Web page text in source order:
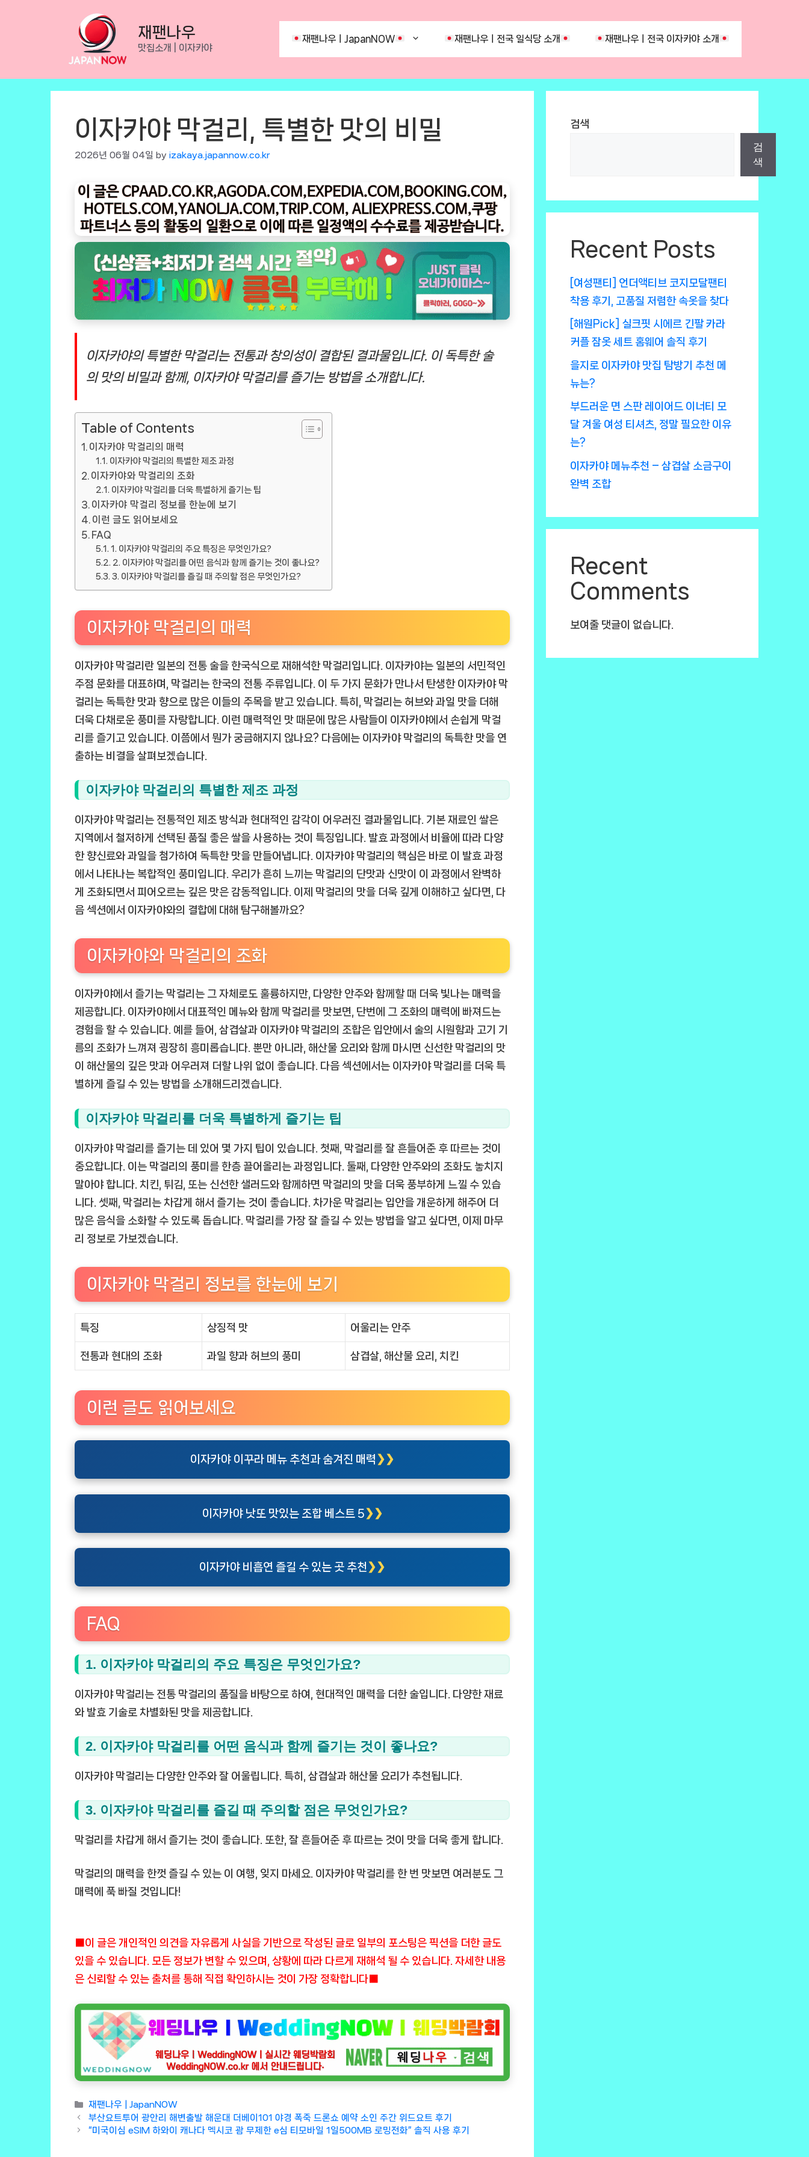
재팬나우
맛집소개 | 이자카야
재팬나우ㅣJapanNOW 재팬나우ㅣ전국 일식당 소개 재팬나우ㅣ전국 이자카야 소개
이자카야 막걸리, 특별한 맛의 비밀
2026년 06월 04일 by izakaya.japannow.co.kr
이자카야의 특별한 막걸리는 전통과 창의성이 결합된 결과물입니다. 이 독특한 술
의 맛의 비밀과 함께, 이자카야 막걸리를 즐기는 방법을 소개합니다.
Table of Contents
이자카야 막걸리의 매력
이자카야 막걸리의 특별한 제조 과정
이자카야와 막걸리의 조화
이자카야 막걸리를 더욱 특별하게 즐기는 팁
이자카야 막걸리 정보를 한눈에 보기
이런 글도 읽어보세요
FAQ
1. 이자카야 막걸리의 주요 특징은 무엇인가요?
2. 이자카야 막걸리를 어떤 음식과 함께 즐기는 것이 좋나요?
3. 이자카야 막걸리를 즐길 때 주의할 점은 무엇인가요?
이자카야 막걸리의 매력
이자카야 막걸리란 일본의 전통 술을 한국식으로 재해석한 막걸리입니다. 이자카야는 일본의 서민적인
주점 문화를 대표하며, 막걸리는 한국의 전통 주류입니다. 이 두 가지 문화가 만나서 탄생한 이자카야 막
걸리는 독특한 맛과 향으로 많은 이들의 주목을 받고 있습니다. 특히, 막걸리는 허브와 과일 맛을 더해
더욱 다채로운 풍미를 자랑합니다. 이런 매력적인 맛 때문에 많은 사람들이 이자카야에서 손쉽게 막걸
리를 즐기고 있습니다. 이쯤에서 뭔가 궁금해지지 않나요? 다음에는 이자카야 막걸리의 독특한 맛을 연
출하는 비결을 살펴보겠습니다.
이자카야 막걸리의 특별한 제조 과정
이자카야 막걸리는 전통적인 제조 방식과 현대적인 감각이 어우러진 결과물입니다. 기본 재료인 쌀은
지역에서 철저하게 선택된 품질 좋은 쌀을 사용하는 것이 특징입니다. 발효 과정에서 비율에 따라 다양
한 향신료와 과일을 첨가하여 독특한 맛을 만들어냅니다. 이자카야 막걸리의 핵심은 바로 이 발효 과정
에서 나타나는 복합적인 풍미입니다. 우리가 흔히 느끼는 막걸리의 단맛과 신맛이 이 과정에서 완벽하
게 조화되면서 피어오르는 깊은 맛은 감동적입니다. 이제 막걸리의 맛을 더욱 깊게 이해하고 싶다면, 다
음 섹션에서 이자카야와의 결합에 대해 탐구해볼까요?
이자카야와 막걸리의 조화
이자카야에서 즐기는 막걸리는 그 자체로도 훌륭하지만, 다양한 안주와 함께할 때 더욱 빛나는 매력을
제공합니다. 이자카야에서 대표적인 메뉴와 함께 막걸리를 맛보면, 단번에 그 조화의 매력에 빠져드는
경험을 할 수 있습니다. 예를 들어, 삼겹살과 이자카야 막걸리의 조합은 입안에서 술의 시원함과 고기 기
름의 조화가 느껴져 굉장히 흥미롭습니다. 뿐만 아니라, 해산물 요리와 함께 마시면 신선한 막걸리의 맛
이 해산물의 깊은 맛과 어우러져 더할 나위 없이 좋습니다. 다음 섹션에서는 이자카야 막걸리를 더욱 특
별하게 즐길 수 있는 방법을 소개해드리겠습니다.
이자카야 막걸리를 더욱 특별하게 즐기는 팁
이자카야 막걸리를 즐기는 데 있어 몇 가지 팁이 있습니다. 첫째, 막걸리를 잘 흔들어준 후 따르는 것이
중요합니다. 이는 막걸리의 풍미를 한층 끌어올리는 과정입니다. 둘째, 다양한 안주와의 조화도 놓치지
말아야 합니다. 치킨, 튀김, 또는 신선한 샐러드와 함께하면 막걸리의 맛을 더욱 풍부하게 느낄 수 있습
니다. 셋째, 막걸리는 차갑게 해서 즐기는 것이 좋습니다. 차가운 막걸리는 입안을 개운하게 해주어 더
많은 음식을 소화할 수 있도록 돕습니다. 막걸리를 가장 잘 즐길 수 있는 방법을 알고 싶다면, 이제 마무
리 정보로 가보겠습니다.
이자카야 막걸리 정보를 한눈에 보기
특징 상징적 맛 어울리는 안주
전통과 현대의 조화 과일 향과 허브의 풍미 삼겹살, 해산물 요리, 치킨
이런 글도 읽어보세요
이자카야 이꾸라 메뉴 추천과 숨겨진 매력
이자카야 낫또 맛있는 조합 베스트 5
이자카야 비흡연 즐길 수 있는 곳 추천
FAQ
1. 이자카야 막걸리의 주요 특징은 무엇인가요?
이자카야 막걸리는 전통 막걸리의 품질을 바탕으로 하여, 현대적인 매력을 더한 술입니다. 다양한 재료
와 발효 기술로 차별화된 맛을 제공합니다.
2. 이자카야 막걸리를 어떤 음식과 함께 즐기는 것이 좋나요?
이자카야 막걸리는 다양한 안주와 잘 어울립니다. 특히, 삼겹살과 해산물 요리가 추천됩니다.
3. 이자카야 막걸리를 즐길 때 주의할 점은 무엇인가요?
막걸리를 차갑게 해서 즐기는 것이 좋습니다. 또한, 잘 흔들어준 후 따르는 것이 맛을 더욱 좋게 합니다.
막걸리의 매력을 한껏 즐길 수 있는 이 여행, 잊지 마세요. 이자카야 막걸리를 한 번 맛보면 여러분도 그
매력에 푹 빠질 것입니다!
■이 글은 개인적인 의견을 자유롭게 사실을 기반으로 작성된 글로 일부의 포스팅은 픽션을 더한 글도
있을 수 있습니다. 모든 정보가 변할 수 있으며, 상황에 따라 다르게 재해석 될 수 있습니다. 자세한 내용
은 신뢰할 수 있는 출처를 통해 직접 확인하시는 것이 가장 정확합니다■
Categories
재팬나우 | JapanNOW
부산요트투어 광안리 해변출발 해운대 더베이101 야경 폭죽 드론쇼 예약 소인 주간 위드요트 후기
“미국이심 eSIM 하와이 캐나다 멕시코 괌 무제한 e심 티모바일 1일500MB 로밍전화” 솔직 사용 후기
검색
검
색
Recent Posts
[여성팬티] 언더액티브 코지모달팬티
착용 후기, 고품질 저렴한 속옷을 찾다
[해원Pick] 실크핏 시에르 긴팔 카라
커플 잠옷 세트 홈웨어 솔직 후기
을지로 이자카야 맛집 탐방기 추천 메
뉴는?
부드러운 면 스판 레이어드 이너티 모
달 겨울 여성 티셔츠, 정말 필요한 이유
는?
이자카야 메뉴추천 – 삼겹살 소금구이
완벽 조합
Recent
Comments
보여줄 댓글이 없습니다.